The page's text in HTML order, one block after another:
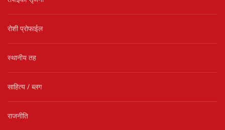
रोशी प्रोफाईल
स्थानीय तह
साहित्य / ब्लग
राजनीति